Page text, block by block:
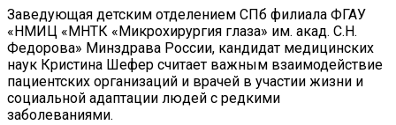
Заведующая детским отделением СПб филиала ФГАУ
«НМИЦ «МНТК «Микрохирургия глаза» им. акад. С.Н.
Федорова» Минздрава России, кандидат медицинских
наук Кристина Шефер считает важным взаимодействие
пациентских организаций и врачей в участии жизни и
социальной адаптации людей с редкими
заболеваниями.